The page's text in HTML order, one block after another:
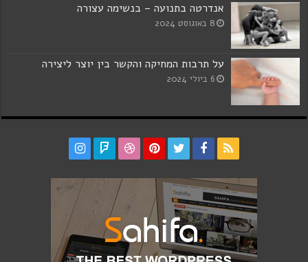
אנדרטה בתנועה – בנשימה עצורה
8 באוגוסט 2024
על תרבות המחיקה והקשר בין יוצר ליצירה
6 ביולי 2024